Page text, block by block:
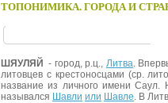
ТОПОНИМИКА. ГОРОДА И
ШЯУЛЯЙ - город, р.ц., Литва.
литовцев с крестоносцами (ср.
название из личного имени Саул.
назывался Шавли или Шавле. В